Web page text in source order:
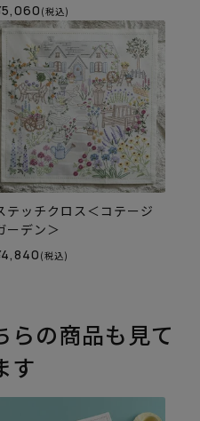
(税込)
テッチクロス＜コテージ
ーデン＞
(税込)
らの商品も見て
す